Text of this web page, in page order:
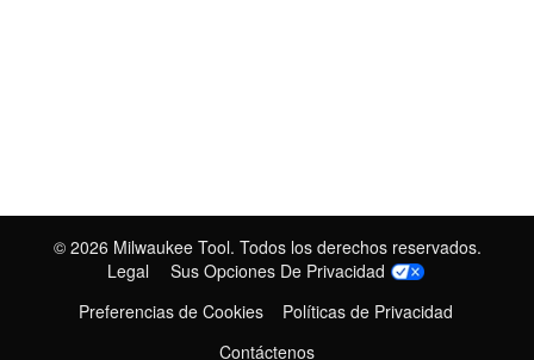
© 2026 Milwaukee Tool. Todos los derechos reservados.
Legal
Sus Opciones De Privacidad
Preferencias de Cookies
Políticas de Privacidad
Contáctenos